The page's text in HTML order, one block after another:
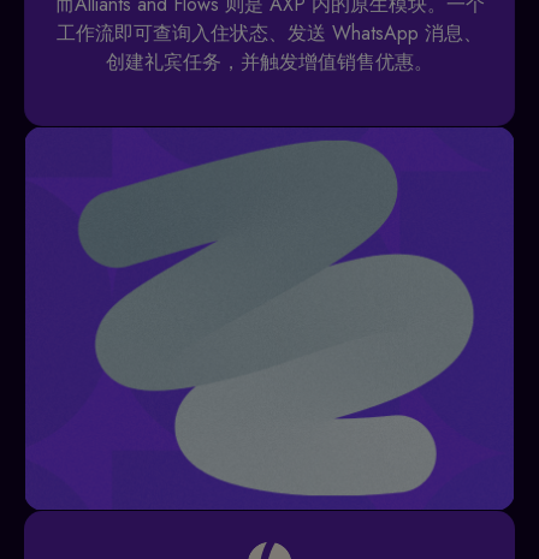
工作流即可查询入住状态、发送 WhatsApp 消息、
创建礼宾任务，并触发增值销售优惠。